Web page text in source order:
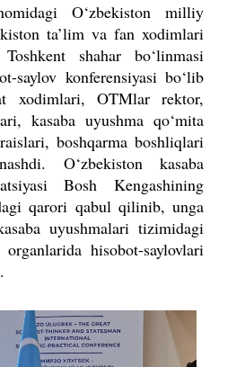
O‘zbekiston milliy
ta’lim va fan xodimlari
shahar bo‘linmasi
saylov konferensiyasi bo‘lib
xodimlari, OTMlar rektor,
kasaba uyushma qo‘mita
boshqarma boshliqlari
O‘zbekiston kasaba
Bosh Kengashining
qarori qabul qilinib, unga
uyushmalari tizimidagi
hisobot-saylovlari